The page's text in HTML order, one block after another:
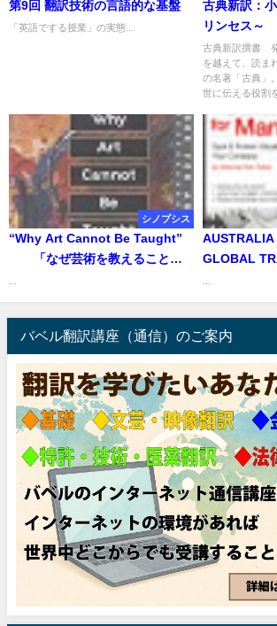
第9回 翻訳技術の言語的な基盤
「英語でする授業」の実態...
古典新訳：
リンセス～
古典新訳撰書
を越えて、読ま
の名著「古典」
世に伝える役割
シノプシス
“Why Art Cannot Be Taught”
「なぜ芸術を教えることが
AUSTRALIA
GLOBAL
バベル翻訳講座（通信）のご案内